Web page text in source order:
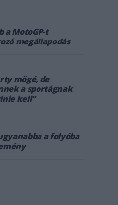
a MotoGP-t
megállapodás
mögé, de
a sportágnak
kell”
a folyóba